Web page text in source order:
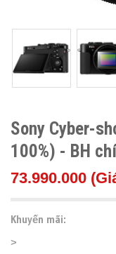
Sony Cyber-
100%) - BH
73.990.000
Khuyến mãi:
>